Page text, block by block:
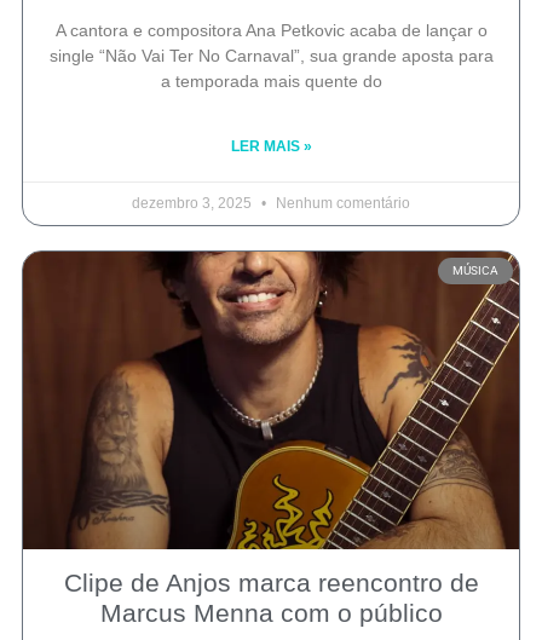
A cantora e compositora Ana Petkovic acaba de lançar o
single “Não Vai Ter No Carnaval”, sua grande aposta para
a temporada mais quente do
LER MAIS »
dezembro 3, 2025 Nenhum comentário
MÚSICA
Clipe de Anjos marca reencontro de
Marcus Menna com o público